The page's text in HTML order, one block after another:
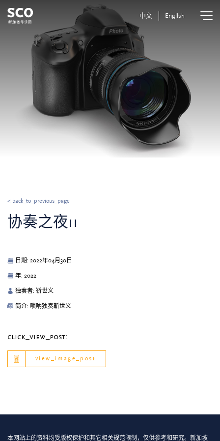
中文 English
< back_to_previous_page
协奏之夜ii
日期: 2022年04月30日
年: 2022
独奏者: 靳世义
简介: 唢呐独奏靳世义
click_view_post:
view_image_post
本网站上的资料均受版权保护和其它相关规范限制，仅供参考和研究。新加坡